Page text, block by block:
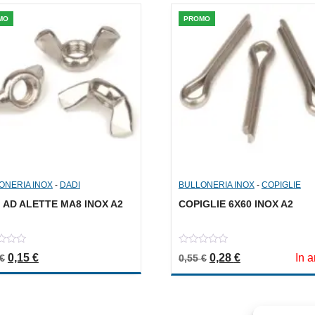
INOX- DADI
AD ALETTE MA8 INOX A2
Il prezzo originale era: 0,30 €.
0,15 €Il prezzo attuale è: 0,15 €.
PROMO
BULLONERIA INOX- COPIGLIE
COPIGLIE 6X60 INOX A2
out
0,55€ Il prezzo originale
0,28 €Il prezzo In